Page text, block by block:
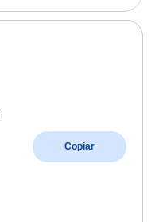
Copiar